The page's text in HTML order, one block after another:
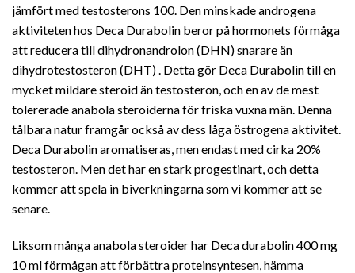
jämfört med testosterons 100. Den minskade androgena
aktiviteten hos Deca Durabolin beror på hormonets förmåga
att reducera till dihydronandrolon (DHN) snarare än
dihydrotestosteron (DHT) . Detta gör Deca Durabolin till en
mycket mildare steroid än testosteron, och en av de mest
tolererade anabola steroiderna för friska vuxna män. Denna
tålbara natur framgår också av dess låga östrogena aktivitet.
Deca Durabolin aromatiseras, men endast med cirka 20%
testosteron. Men det har en stark progestinart, och detta
kommer att spela in biverkningarna som vi kommer att se
senare.
Liksom många anabola steroider har Deca durabolin 400 mg
10 ml förmågan att förbättra proteinsyntesen, hämma